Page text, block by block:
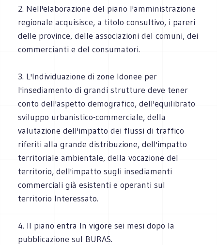
2. Nell'elaborazione del piano l'amministrazione
regionale acquisisce, a titolo consultivo, i pareri
delle province, delle associazioni del comuni, dei
commercianti e del consumatori.
3. L'Individuazione di zone Idonee per
l'insediamento di grandi strutture deve tener
conto dell'aspetto demografico, dell'equilibrato
sviluppo urbanistico-commerciale, della
valutazione dell'impatto dei flussi di traffico
riferiti alla grande distribuzione, dell'impatto
territoriale ambientale, della vocazione del
territorio, dell'impatto sugli insediamenti
commerciali già esistenti e operanti sul
territorio Interessato.
4. Il piano entra In vigore sei mesi dopo la
pubblicazione sul BURAS.